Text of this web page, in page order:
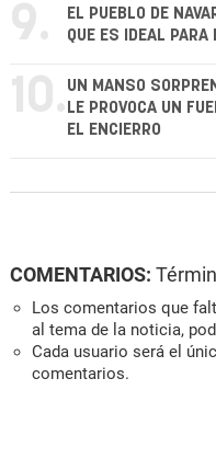
9.
EL PUEBLO DE
QUE ES IDEAL PARA
10. UN MANSO
LE PROVOCA UN
EL ENCIERRO
COMENTARIOS:
Los comentarios que
al tema de la noticia,
Cada usuario será el
comentarios.